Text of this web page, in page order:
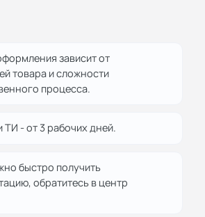
зависит от
товара и сложности
процесса.
- от 3 рабочих дней.
быстро получить
обратитесь в центр